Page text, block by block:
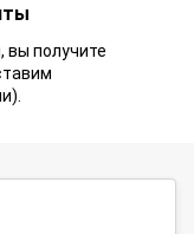
вы получите